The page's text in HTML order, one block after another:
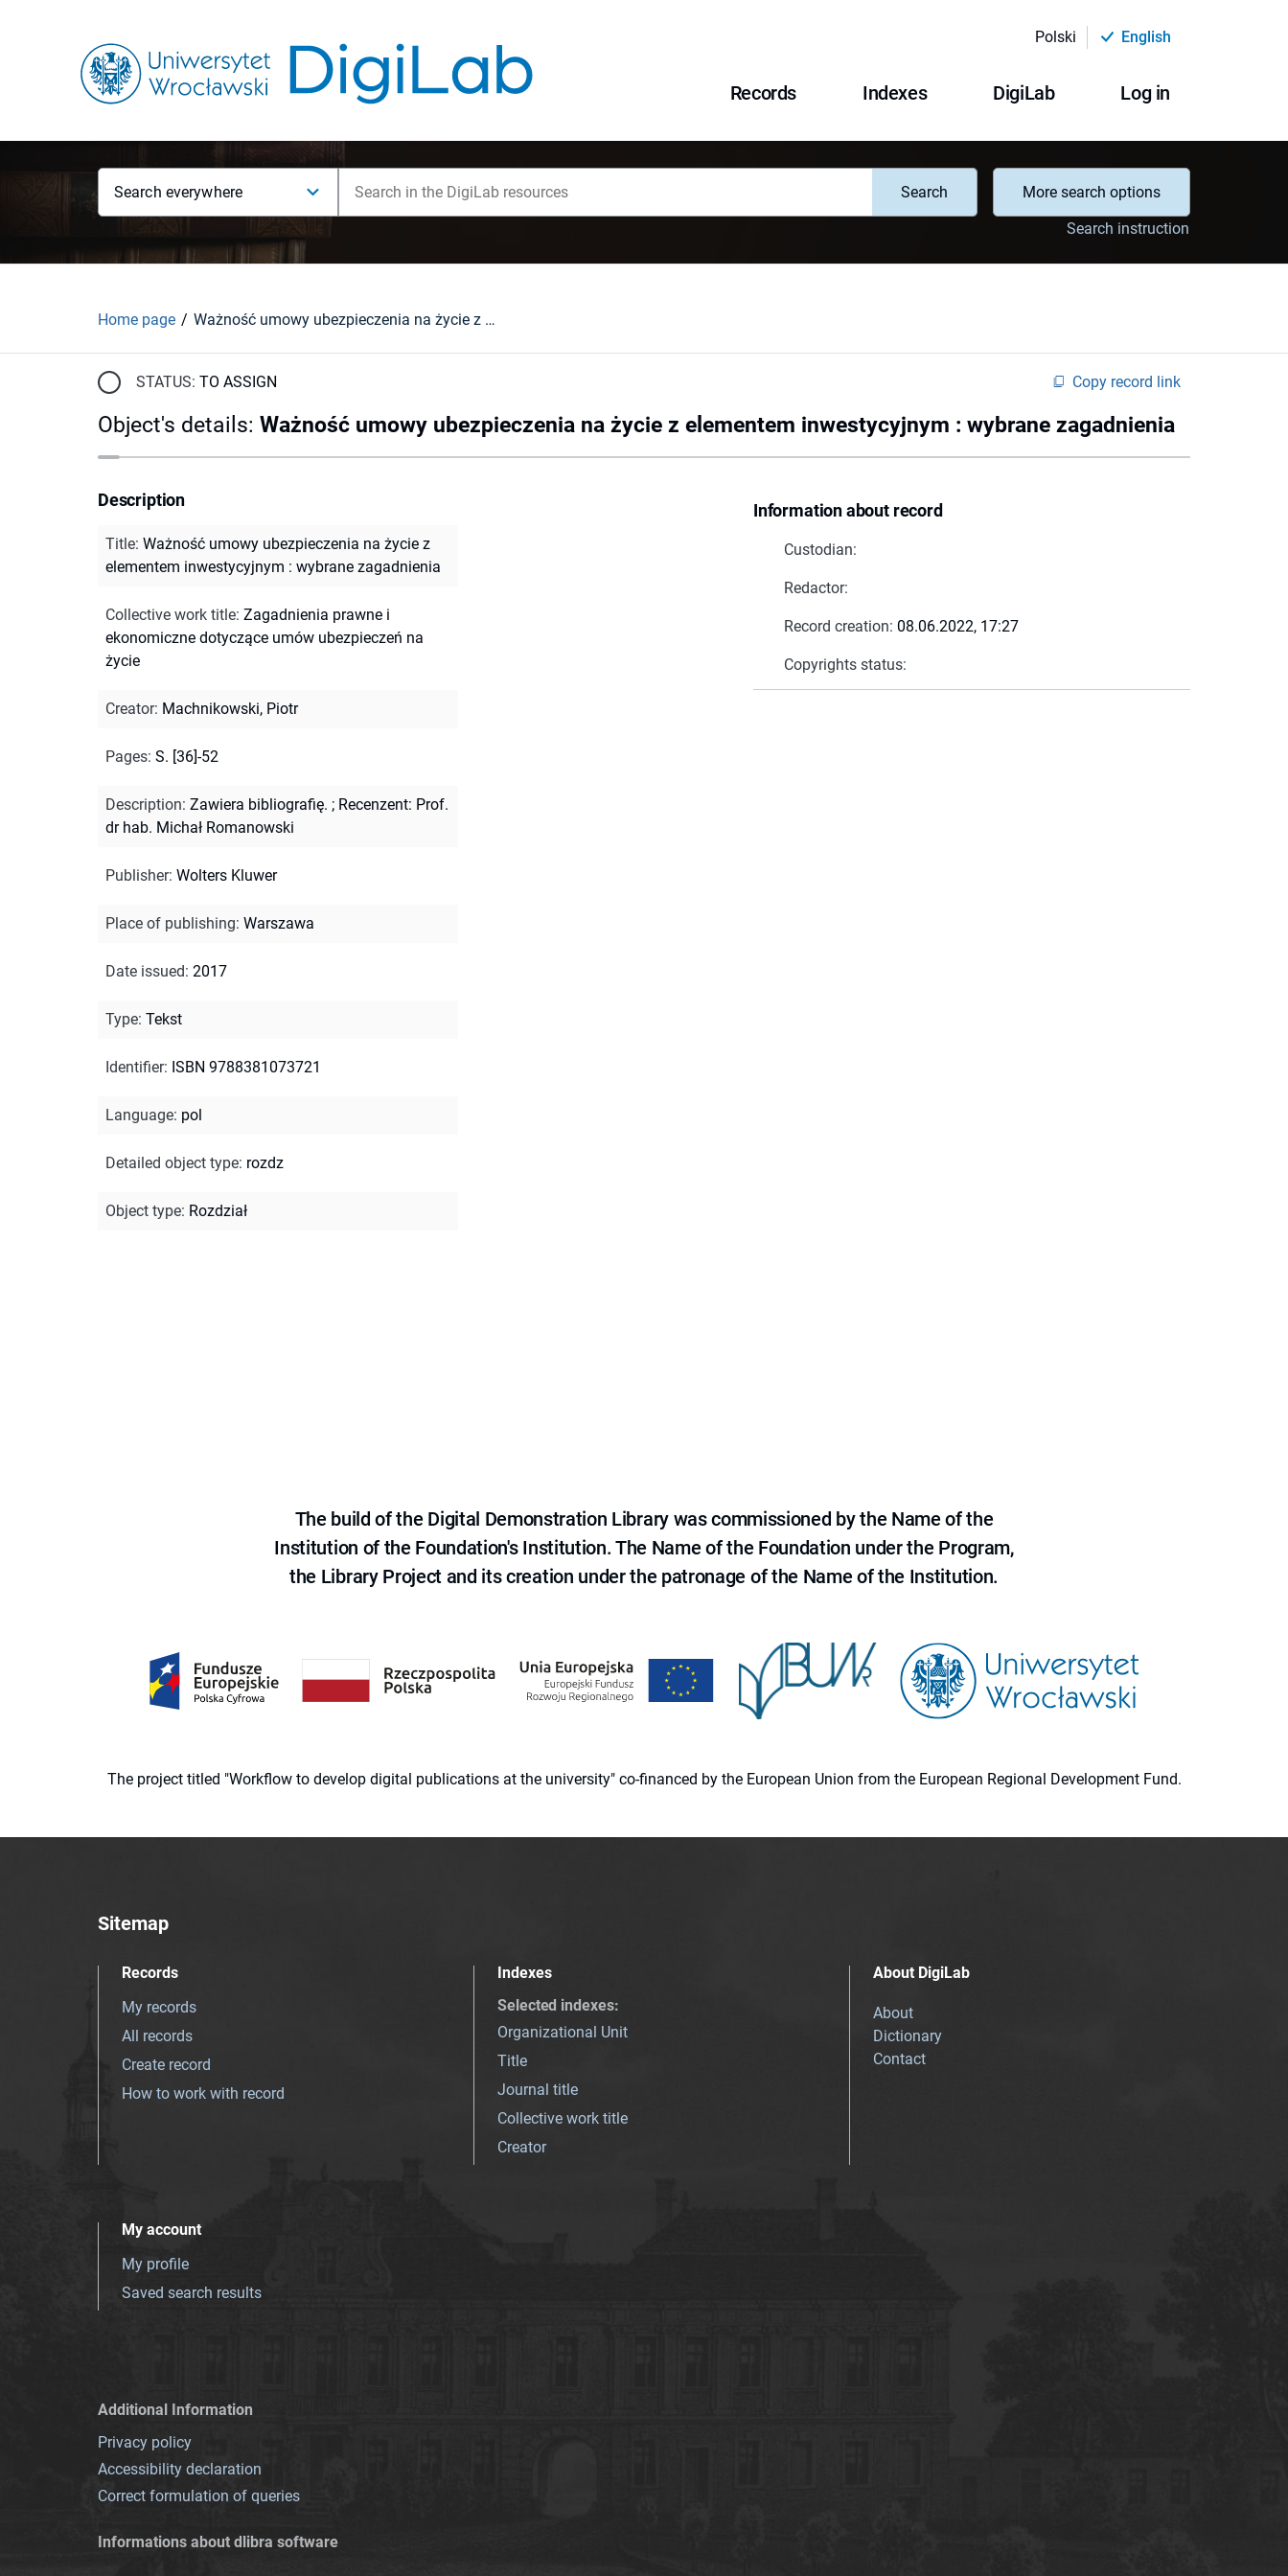
Polski English
Records Indexes DigiLab Log in
Search everywhere Search
More search options
Search instruction
Home page Ważność umowy ubezpieczenia na życie z elementem inwestycyjnym : wybrane zagadnienia
STATUS: TO ASSIGN Copy record link
Object's details: Ważność umowy ubezpieczenia na życie z elementem inwestycyjnym : wybrane zagadnienia
Information about record
Custodian:
Redactor:
Record creation: 08.06.2022, 17:27
Copyrights status:
Description
Title: Ważność umowy ubezpieczenia na życie z
elementem inwestycyjnym : wybrane zagadnienia
Collective work title: Zagadnienia prawne i
ekonomiczne dotyczące umów ubezpieczeń na
życie
Creator: Machnikowski, Piotr
Pages: S. [36]-52
Description: Zawiera bibliografię. ; Recenzent: Prof.
dr hab. Michał Romanowski
Publisher: Wolters Kluwer
Place of publishing: Warszawa
Date issued: 2017
Type: Tekst
Identifier: ISBN 9788381073721
Language: pol
Detailed object type: rozdz
Object type: Rozdział
The build of the Digital Demonstration Library was commissioned by the Name of the
Institution of the Foundation's Institution. The Name of the Foundation under the Program,
the Library Project and its creation under the patronage of the Name of the Institution.
The project titled "Workflow to develop digital publications at the university" co-financed by the European Union from the European Regional Development Fund.
Sitemap
Records
My records
All records
Create record
How to work with record
Indexes
Selected indexes:
Organizational Unit
Title
Journal title
Collective work title
Creator
About DigiLab
About
Dictionary
Contact
My account
My profile
Saved search results
Additional Information
Privacy policy
Accessibility declaration
Correct formulation of queries
Informations about dlibra software